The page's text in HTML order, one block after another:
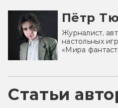
Пётр
Журналист,
настольных
«Мира
Статьи